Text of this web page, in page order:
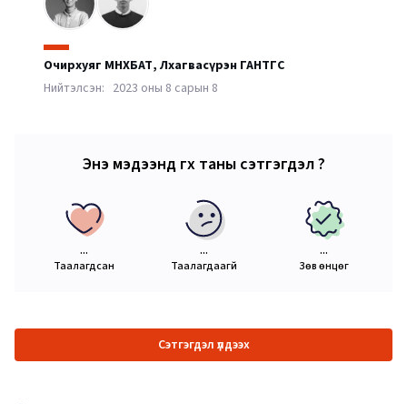
Очирхуяг МӨНХБАТ, Лхагвасүрэн ГАНТӨГС
Нийтэлсэн: 2023 оны 8 сарын 8
Энэ мэдээнд өгөх таны сэтгэгдэл ?
...
Таалагдсан
...
Таалагдаагүй
...
Зөв өнцөг
Сэтгэгдэл үлдээх